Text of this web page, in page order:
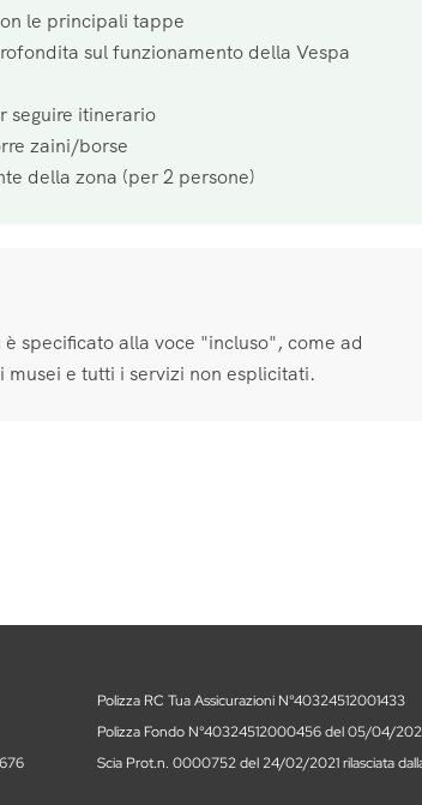
le principali tappe
sul funzionamento della Vespa
seguire itinerario
zaini/borse
della zona (per 2 persone)
è specificato alla voce "incluso", come ad
musei e tutti i servizi non esplicitati.
Polizza RC Tua Assicurazioni N°40324512001433
Polizza Fondo N°40324512000456 del 05/04/
Scia Prot.n. 0000752 del 24/02/2021 rilasciata